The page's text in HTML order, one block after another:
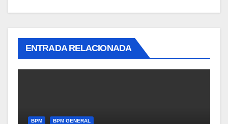
ENTRADA RELACIONADA
BPM BPM GENERAL